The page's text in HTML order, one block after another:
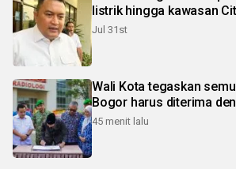
listrik hingga kawasan
Jul 31st
Wali Kota tegaskan
Bogor harus diterima
45 menit lalu